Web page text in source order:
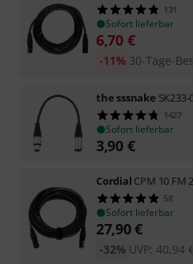
131
Sofort lieferbar
6,70 €
30-Tage-
-11%
the sssnake
1427
Sofort lieferbar
3,90 €
Cordial CPM 10 FM
58
Sofort lieferbar
27,90€
UVP: 40,94 €
-32%